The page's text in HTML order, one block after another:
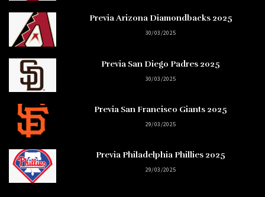
Previa Arizona Diamondbacks 2025
30/03/2025
Previa San Diego Padres 2025
30/03/2025
Previa San Francisco Giants 2025
29/03/2025
Previa Philadelphia Phillies 2025
29/03/2025